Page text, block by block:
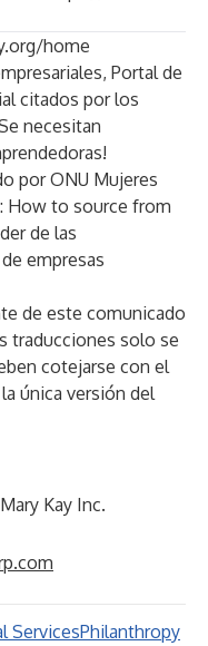
home
Portal de
citados por los
necesitan
por ONU Mujeres
How to source from
de las
empresas
de este comunicado
traducciones solo se
cotejarse con el
única versión del
Kay Inc.
ServicesPhilanthropy